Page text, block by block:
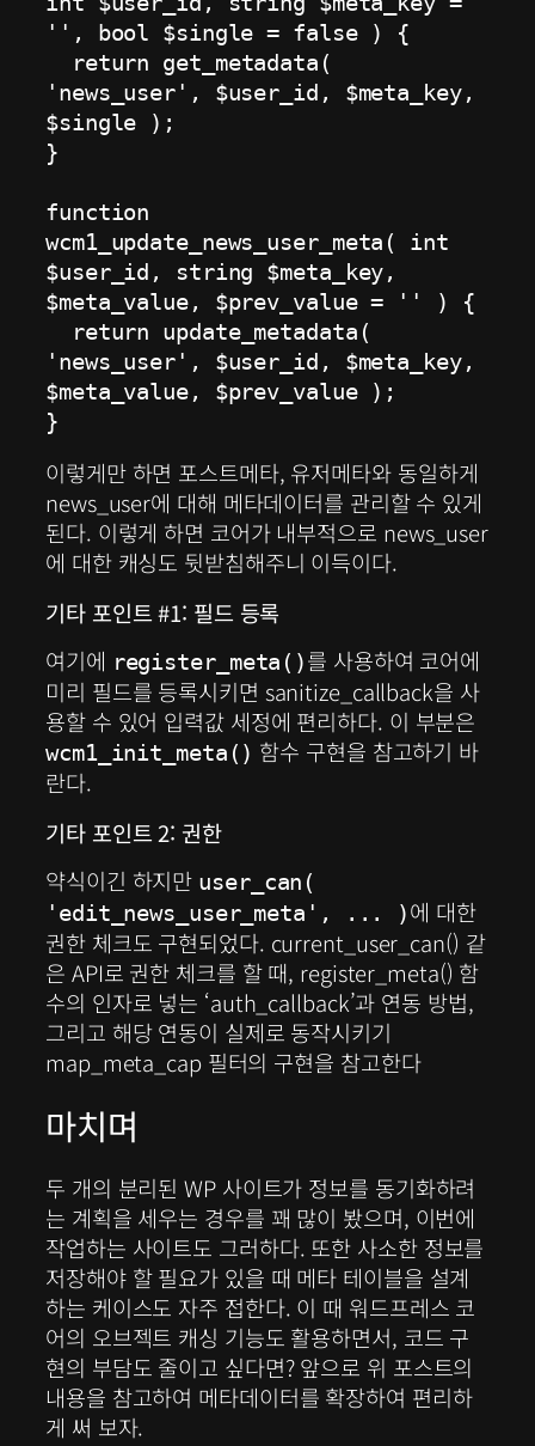
'', bool $single = false ) {
'news_user', $user_id, $meta_key,
$single );
}
function
wcm1_update_news_user_meta( int
$user_id, string $meta_key,
$meta_value, $prev_value = '' ) {
'news_user', $user_id, $meta_key,
$meta_value, $prev_value );
}
이렇게만 하면 포스트메타, 유저메타와 동일하게
news_user에 대해 메타데이터를 관리할 수 있게
된다. 이렇게 하면 코어가 내부적으로 news_user
에 대한 캐싱도 뒷받침해주니 이득이다.
기타 포인트 #1: 필드 등록
여기에 register_meta()를 사용하여 코어에
미리 필드를 등록시키면 sanitize_callback을 사
용할 수 있어 입력값 세정에 편리하다. 이 부분은
wcm1_init_meta() 함수 구현을 참고하기 바
란다.
기타 포인트 2: 권한
약식이긴 하지만 user_can(
'edit_news_user_meta', ... )에 대한
권한 체크도 구현되었다. current_user_can() 같
은 API로 권한 체크를 할 때, register_meta() 함
수의 인자로 넣는 ‘auth_callback’과 연동 방법,
그리고 해당 연동이 실제로 동작시키기
map_meta_cap 필터의 구현을 참고한다
마치며
두 개의 분리된 WP 사이트가 정보를 동기화하려
는 계획을 세우는 경우를 꽤 많이 봤으며, 이번에
작업하는 사이트도 그러하다. 또한 사소한 정보를
저장해야 할 필요가 있을 때 메타 테이블을 설계
하는 케이스도 자주 접한다. 이 때 워드프레스 코
어의 오브젝트 캐싱 기능도 활용하면서, 코드 구
현의 부담도 줄이고 싶다면? 앞으로 위 포스트의
내용을 참고하여 메타데이터를 확장하여 편리하
게 써 보자.